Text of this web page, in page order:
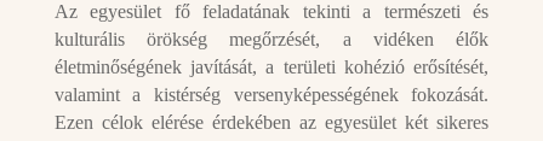
Az egyesület fő feladatának tekinti a természeti és
kulturális örökség megőrzését, a vidéken élők
életminőségének javítását, a területi kohézió erősítését,
valamint a kistérség versenyképességének fokozását.
Ezen célok elérése érdekében az egyesület két sikeres